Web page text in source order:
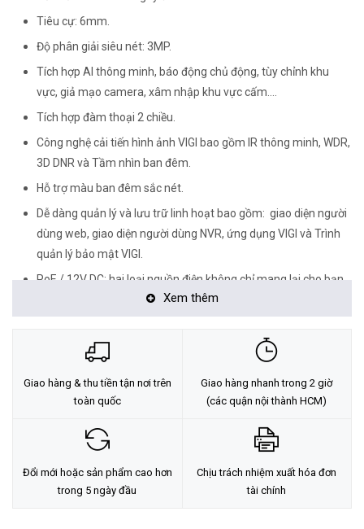
Tiêu cự: 6mm.
Độ phân giải siêu nét: 3MP.
Tích hợp AI thông minh, báo động chủ động, tùy chỉnh khu
vực, giả mạo camera, xâm nhập khu vực cấm....
Tích hợp đàm thoại 2 chiều.
Công nghệ cải tiến hình ảnh VIGI bao gồm IR thông minh, WDR,
3D DNR và Tầm nhìn ban đêm.
Hỗ trợ màu ban đêm sắc nét.
Dễ dàng quản lý và lưu trữ linh hoạt bao gồm: giao diện người
dùng web, giao diện người dùng NVR, ứng dụng VIGI và Trình
quản lý bảo mật VIGI.
PoE / 12V DC: hai loại nguồn điện không chỉ mang lại cho bạn
sự tiện lợi hơn mà còn làm cho hệ thống dây điện của bạn trở
nên dễ dàng đáng kể.
Xem thêm
Giao hàng & thu tiền tận nơi trên
toàn quốc
Giao hàng nhanh trong 2 giờ
(các quận nội thành HCM)
Đổi mới hoặc sản phẩm cao hơn
trong 5 ngày đầu
Chịu trách nhiệm xuất hóa đơn
tài chính